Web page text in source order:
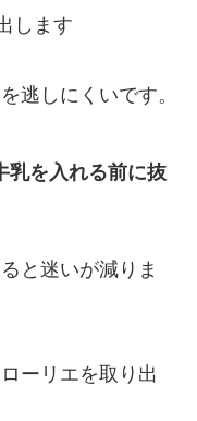
します
逃しにくいです。
乳を入れる前に抜
と迷いが減りま
ーリエを取り出